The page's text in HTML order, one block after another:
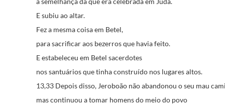
E subiu ao altar.
Fez a mesma coisa em Betel,
para sacrificar aos bezerros que havia feito.
E estabeleceu em Betel sacerdotes
nos santuários que tinha construído nos lugares altos.
13,33 Depois disso, Jeroboão não abandonou o seu mau
mas continuou a tomar homens do meio do povo